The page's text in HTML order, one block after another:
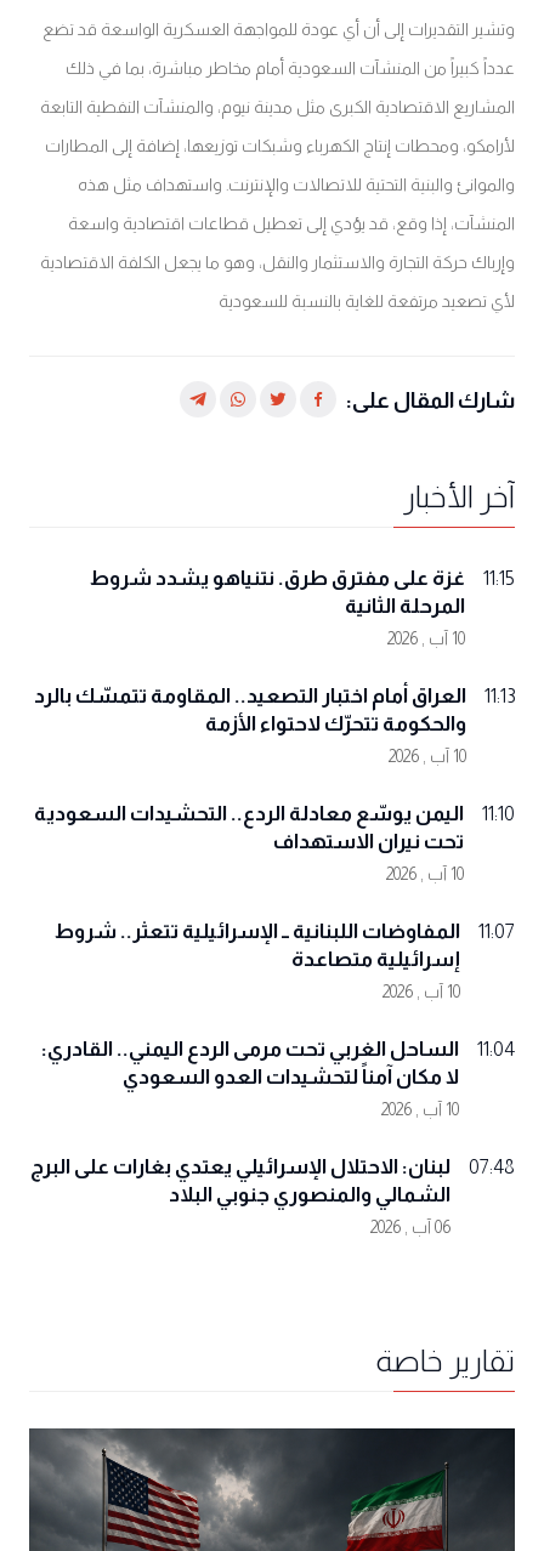
وتشير التقديرات إلى أن أي عودة للمواجهة العسكرية الواسعة قد تضع
عدداً كبيراً من المنشآت السعودية أمام مخاطر مباشرة، بما في ذلك
المشاريع الاقتصادية الكبرى مثل مدينة نيوم، والمنشآت النفطية التابعة
لأرامكو، ومحطات إنتاج الكهرباء وشبكات توزيعها، إضافة إلى المطارات
والموانئ والبنية التحتية للاتصالات والإنترنت. واستهداف مثل هذه
المنشآت، إذا وقع، قد يؤدي إلى تعطيل قطاعات اقتصادية واسعة
وإرباك حركة التجارة والاستثمار والنقل، وهو ما يجعل الكلفة الاقتصادية
لأي تصعيد مرتفعة للغاية بالنسبة للسعودية
شارك المقال على:
آخر الأخبار
11:15
غزة على مفترق طرق. نتنياهو يشدد شروط
المرحلة الثانية
10 آب , 2026
11:13
العراق أمام اختبار التصعيد.. المقاومة تتمسّك بالرد
والحكومة تتحرّك لاحتواء الأزمة
10 آب , 2026
11:10
اليمن يوسّع معادلة الردع.. التحشيدات السعودية
تحت نيران الاستهداف
10 آب , 2026
11:07
المفاوضات اللبنانية ــ الإسرائيلية تتعثر.. شروط
إسرائيلية متصاعدة
10 آب , 2026
11:04
الساحل الغربي تحت مرمى الردع اليمني.. القادري:
لا مكان آمناً لتحشيدات العدو السعودي
10 آب , 2026
07:48
لبنان: الاحتلال الإسرائيلي يعتدي بغارات على البرج
الشمالي والمنصوري جنوبي البلاد
06 آب , 2026
تقارير خاصة